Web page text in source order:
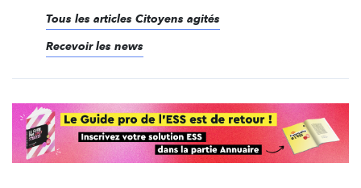
Tous les articles Citoyens agités
Recevoir les news